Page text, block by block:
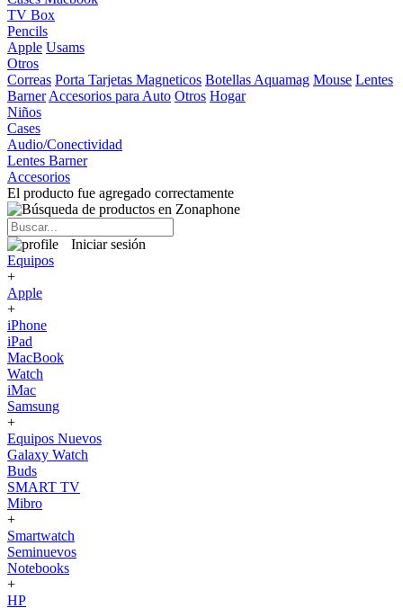
TV Box
Pencils
Apple Usams
Otros
Correas Porta Tarjetas Magneticos Botellas Aquamag Mouse Lentes
Barner Accesorios para Auto Otros Hogar
Niños
Cases
Audio/Conectividad
Lentes Barner
Accesorios
El producto fue agregado correctamente
Iniciar sesión
Equipos
+
Apple
+
iPhone
iPad
MacBook
Watch
iMac
Samsung
+
Equipos Nuevos
Galaxy Watch
Buds
SMART TV
Mibro
+
Smartwatch
Seminuevos
Notebooks
+
HP